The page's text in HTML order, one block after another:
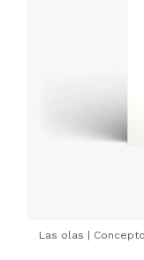
Las olas |